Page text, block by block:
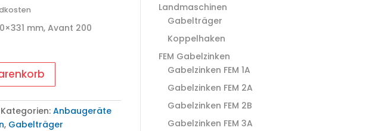
mm, Avant 200
Kategorien: Anbaugeräte
, Gabelträger
Landmaschinen
Gabelträger
Koppelhaken
FEM Gabelzinken
Gabelzinken FEM 1A
Gabelzinken FEM 2A
Gabelzinken FEM 2B
Gabelzinken FEM 3A